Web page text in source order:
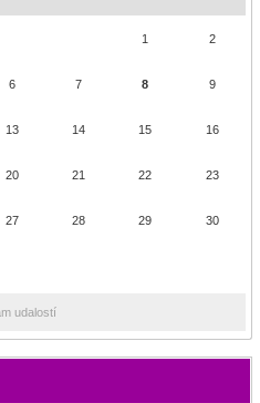
1 2
6 7 8 9
13 14 15 16
20 21 22 23
27 28 29 30
udalostí